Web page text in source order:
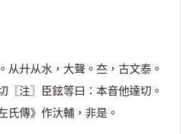
从廾从水，大聲。夳，古文泰。
〖注〗臣鉉等曰：本音他達切。
氏傳》作汏輔，非是。